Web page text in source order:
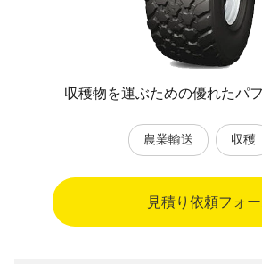
収穫物を運ぶための優れたパ
農業輸送 収穫
見積り依頼フォ